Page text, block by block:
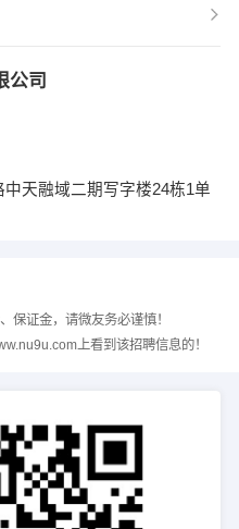
公司
中天融域二期写字楼24栋1单
保证金，请微友务必谨慎！
上看到该招聘信息的！